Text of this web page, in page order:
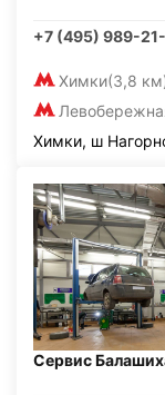
+7 (495) 989-
Химки(3,8
Химки, ш
Сервис